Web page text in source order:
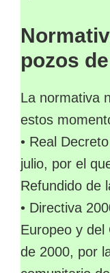
pozos
La normativa
estos
• Real
julio, por el
Refundido de
• Directiva
Europeo y del
de 2000, por